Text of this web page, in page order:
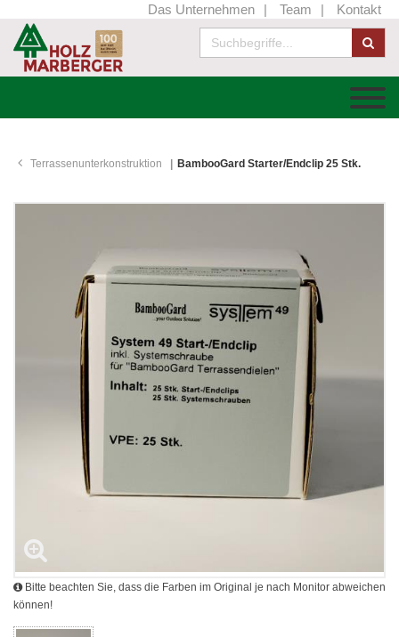
Das Unternehmen Team Kontakt
Terrassenunterkonstruktion BambooGard Starter/Endclip 25 Stk.
Bitte beachten Sie, dass die Farben im Original je nach Monitor abweichen
können!